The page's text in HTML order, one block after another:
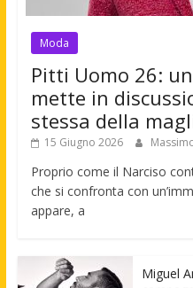
Moda
Pitti Uomo 26:
mette in
stessa della
15 Giugno 2026
Proprio come il Narciso
che si confronta con
appare, a
Miguel